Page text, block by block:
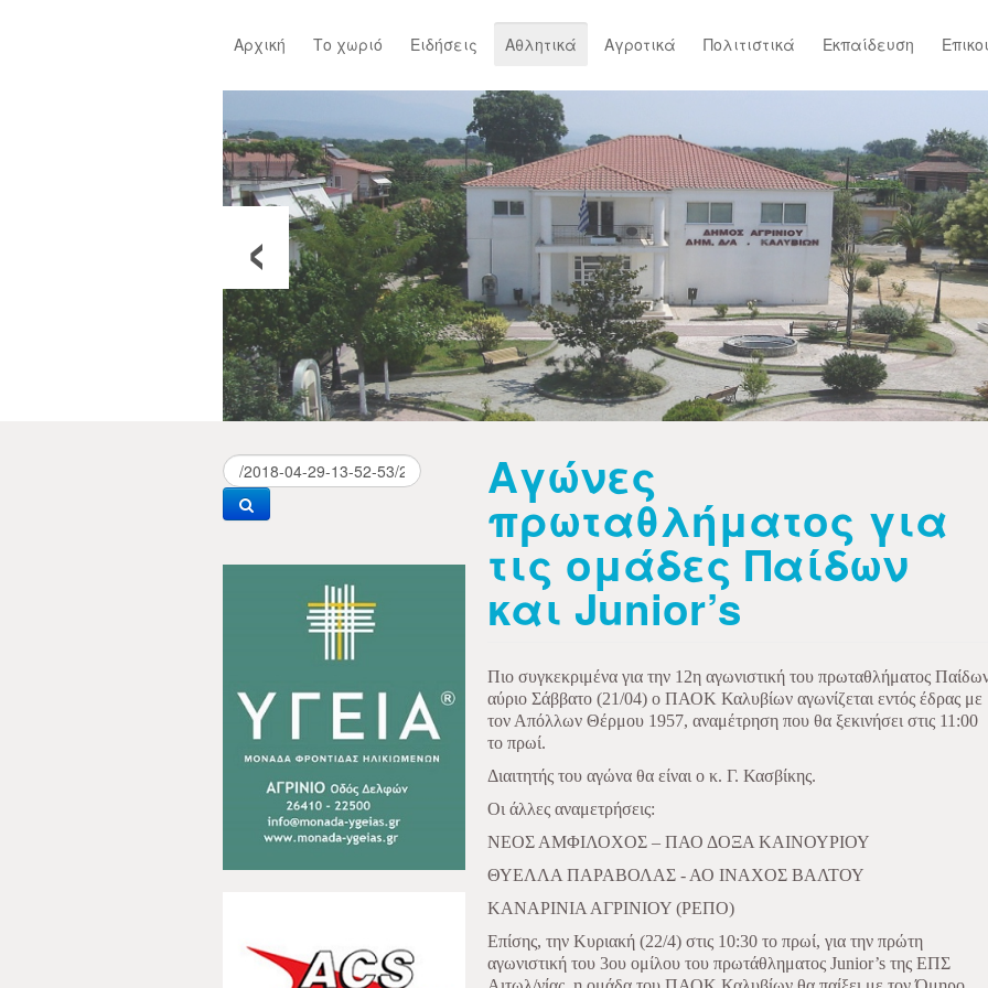
Αρχική Το χωριό Ειδήσεις Αθλητικά Αγροτικά Πολιτιστικά Εκπαίδευση
‹
Αγώνες
πρωταθλήματος για
τις ομάδες Παίδων
και Junior’s
Πιο συγκεκριμένα για την 12η αγωνιστική του πρωταθλήματος
αύριο Σάββατο (21/04) ο ΠΑΟΚ Καλυβίων αγωνίζεται εντός έδρας με
τον Απόλλων Θέρμου 1957, αναμέτρηση που θα ξεκινήσει στις 11:00
το πρωί.
Διαιτητής του αγώνα θα είναι ο κ. Γ. Κασβίκης.
Οι άλλες αναμετρήσεις:
ΝΕΟΣ ΑΜΦΙΛΟΧΟΣ – ΠΑΟ ΔΟΞΑ ΚΑΙΝΟΥΡΙΟΥ
ΘΥΕΛΛΑ ΠΑΡΑΒΟΛΑΣ - ΑΟ ΙΝΑΧΟΣ ΒΑΛΤΟΥ
ΚΑΝΑΡΙΝΙΑ ΑΓΡΙΝΙΟΥ (ΡΕΠΟ)
Επίσης, την Κυριακή (22/4) στις 10:30 το πρωί, για την πρώτη
αγωνιστική του 3ου ομίλου του πρωτάθληματος Junior’s της ΕΠΣ